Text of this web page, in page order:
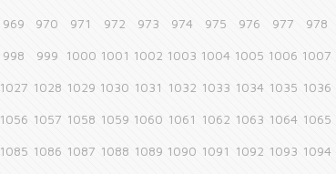
969 970 971 972 973 974 975 976 977 978
998 999 1000 1001 1002 1003 1004 1005 1006 1007
1027 1028 1029 1030 1031 1032 1033 1034 1035 1036
1056 1057 1058 1059 1060 1061 1062 1063 1064 1065
1085 1086 1087 1088 1089 1090 1091 1092 1093 1094